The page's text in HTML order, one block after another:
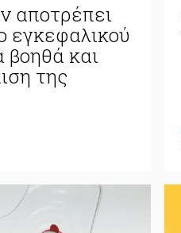
αποτρέπει
εγκεφαλικού
βοηθά και
της